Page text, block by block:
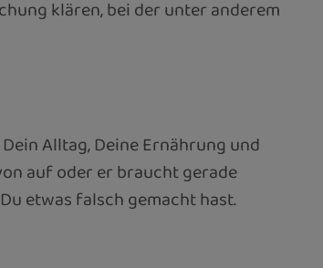
klären, bei der unter anderem
Alltag, Deine Ernährung und
auf oder er braucht gerade
etwas falsch gemacht hast.